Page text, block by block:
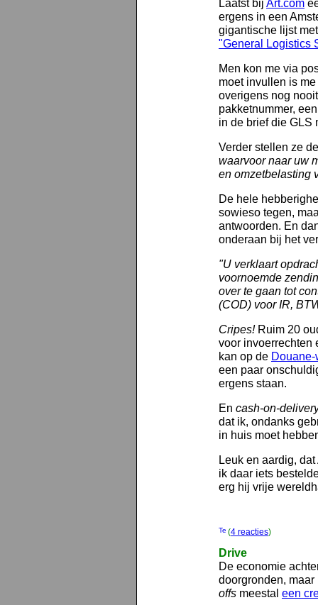
Laatst bij Art.com
ergens in een
gigantische lijst
"General Logistics
Men kon me via
moet invullen is
overigens nog
pakketnummer,
in de brief die GLS
Verder stellen ze
waarvoor naar uw
en omzetbelasting
De hele
sowieso tegen,
antwoorden. En
onderaan bij het
"U verklaart
voornoemde
over te gaan tot
(COD) voor IR,
Cripes!Ruim 20
voor invoerrechten
kan op de
een paar
ergens staan.
En cash-on-
dat ik, ondanks
in huis moet
Leuk en aardig,
ik daar iets
erg hij vrije
(4 reacties)
Drive
De economie
doorgronden,
offs meestal een